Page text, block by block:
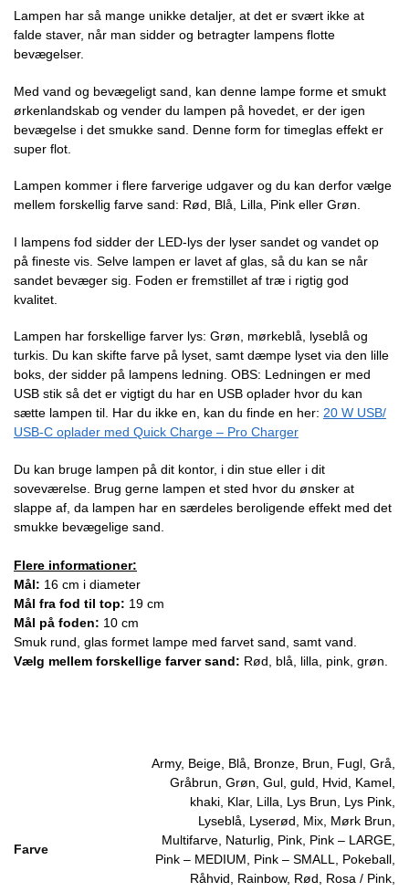
Lampen har så mange unikke detaljer, at det er svært ikke at
falde staver, når man sidder og betragter lampens flotte
bevægelser.
Med vand og bevægeligt sand, kan denne lampe forme et smukt
ørkenlandskab og vender du lampen på hovedet, er der igen
bevægelse i det smukke sand. Denne form for timeglas effekt er
super flot.
Lampen kommer i flere farverige udgaver og du kan derfor vælge
mellem forskellig farve sand: Rød, Blå, Lilla, Pink eller Grøn.
I lampens fod sidder der LED-lys der lyser sandet og vandet op
på fineste vis. Selve lampen er lavet af glas, så du kan se når
sandet bevæger sig. Foden er fremstillet af træ i rigtig god
kvalitet.
Lampen har forskellige farver lys: Grøn, mørkeblå, lyseblå og
turkis. Du kan skifte farve på lyset, samt dæmpe lyset via den lille
boks, der sidder på lampens ledning. OBS: Ledningen er med
USB stik så det er vigtigt du har en USB oplader hvor du kan
sætte lampen til. Har du ikke en, kan du finde en her: 20 W USB/
USB-C oplader med Quick Charge – Pro Charger
Du kan bruge lampen på dit kontor, i din stue eller i dit
soveværelse. Brug gerne lampen et sted hvor du ønsker at
slappe af, da lampen har en særdeles beroligende effekt med det
smukke bevægelige sand.
Flere informationer:
Mål: 16 cm i diameter
Mål fra fod til top: 19 cm
Mål på foden: 10 cm
Smuk rund, glas formet lampe med farvet sand, samt vand.
Vælg mellem forskellige farver sand: Rød, blå, lilla, pink, grøn.
Farve
Army, Beige, Blå, Bronze, Brun, Fugl, Grå,
Gråbrun, Grøn, Gul, guld, Hvid, Kamel,
khaki, Klar, Lilla, Lys Brun, Lys Pink,
Lyseblå, Lyserød, Mix, Mørk Brun,
Multifarve, Naturlig, Pink, Pink – LARGE,
Pink – MEDIUM, Pink – SMALL, Pokeball,
Råhvid, Rainbow, Rød, Rosa / Pink,